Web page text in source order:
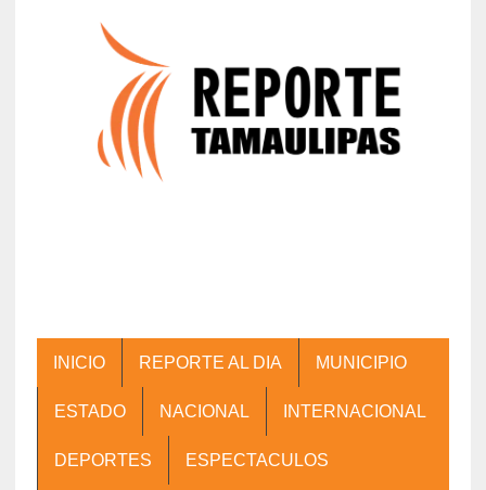
INICIO REPORTE AL DIA MUNICIPIO
ESTADO NACIONAL INTERNACIONAL
DEPORTES ESPECTACULOS